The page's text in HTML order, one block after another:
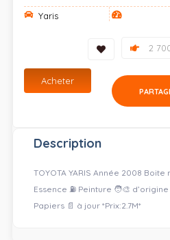
Yaris
2
Acheter
Description
TOYOTA YARIS Année 2008
Essence ⛽️ Peinture 🧑‍🎨
Papiers 📄 à jour *Prix:2.7M*